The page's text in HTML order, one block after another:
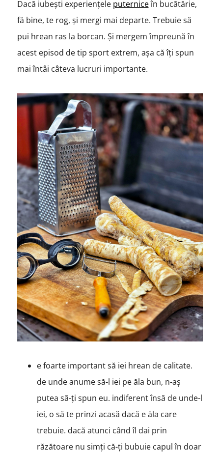
Dacă iubești experiențele puterniceîn bucătărie,
fă bine, te rog, și mergi mai departe. Trebuie să
pui hrean ras la borcan. Și mergem împreună în
acest episod de tip sport extrem, așa că îți spun
mai întâi câteva lucruri importante.
e foarte important să iei hrean de calitate.
de unde anume să-l iei pe ăla bun, n-aș
putea să-ți spun eu. indiferent însă de unde-l
iei, o să te prinzi acasă dacă e ăla care
trebuie. dacă atunci când îl dai prin
răzătoare nu simți că-ți bubuie capul în doar